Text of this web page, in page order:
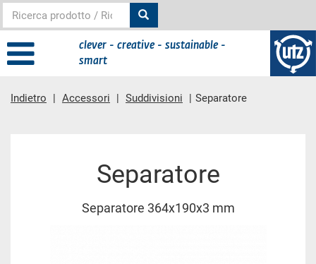
clever - creative - sustainable -
smart
Indietro Accessori Suddivisioni Separatore
Separatore
Separatore 364x190x3 mm